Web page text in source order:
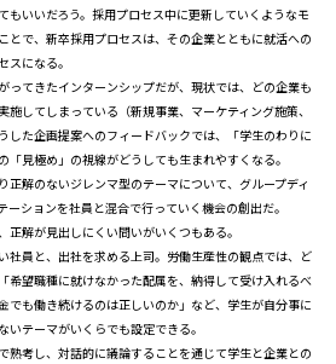
もいいだろう。採用プロセス中に更新していくようなモ
とで、新卒採用プロセスは、その企業とともに就活への
スになる。
ってきたインターンシップだが、現状では、どの企業も
してしまっている（新規事業、マーケティング施策、
した企画提案へのフィードバックでは、「学生のわりに
「見極め」の視線がどうしても生まれやすくなる。
正解のないジレンマ型のテーマについて、グループディ
ションを社員と混合で行っていく機会の創出だ。
解が見出しにくい問いがいくつもある。
社員と、出社を求める上司。労働生産性の観点では、ど
希望職種に就けなかった配属を、納得して受け入れるべ
でも働き続けるのは正しいのか」など、学生が自分事に
いテーマがいくらでも設定できる。
熟考し、対話的に議論することを通じて学生と企業との